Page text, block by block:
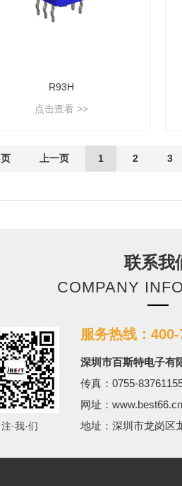
R93H
点击查看 >>
上一页 1 2 3
联系我
COMPANY
·我·们
服务热线：
深圳市百斯特电子有
传真：0755-
网址：www.best66.cn
地址：深圳市龙岗区